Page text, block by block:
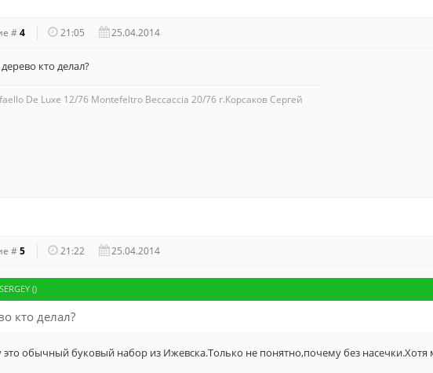
#4 21:05 25.04.2014
кто делал?
De Luxe 12/76 Montefeltro Beccaccia 20/76 г.Корсаков Сергей
#5 21:22 25.04.2014
SERGEY ()
кто делал?
обычный буковый набор из Ижевска.Только не понятно,почему без